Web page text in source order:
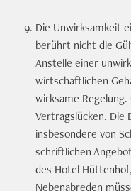
Die Unwirksamkeit
berührt nicht die
Anstelle einer
wirtschaftlichen
wirksame
Vertragslücken.
insbesondere von
schriftlichen
des Hotel
Nebenabreden